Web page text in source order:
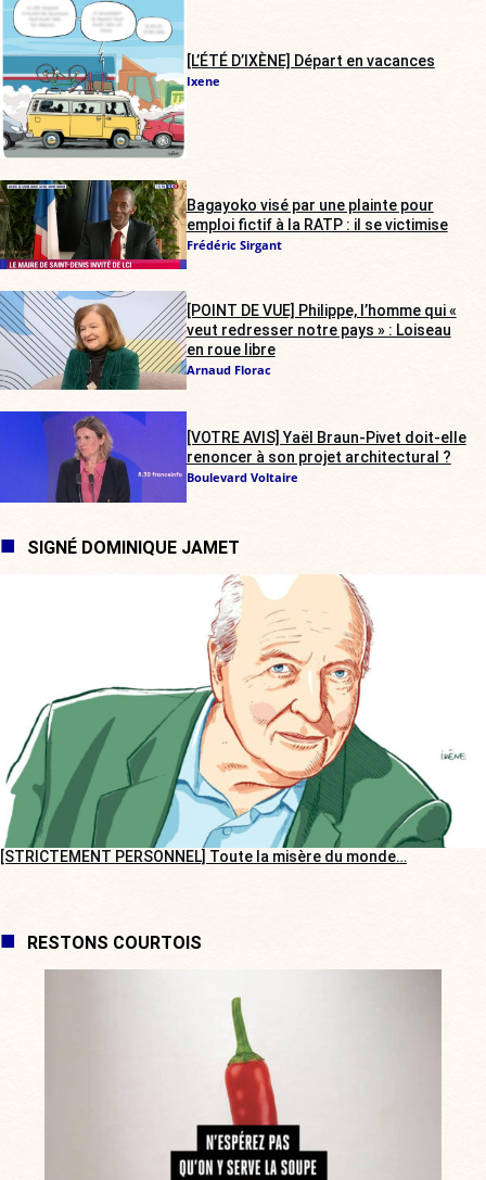
[L’ÉTÉ D’IXÈNE] Départ en vacances
Ixene
Bagayoko visé par une plainte pour
emploi fictif à la RATP : il se victimise
Frédéric Sirgant
[POINT DE VUE] Philippe, l’homme qui «
veut redresser notre pays » : Loiseau
en roue libre
Arnaud Florac
[VOTRE AVIS] Yaël Braun-Pivet doit-elle
renoncer à son projet architectural ?
Boulevard Voltaire
SIGNÉ DOMINIQUE JAMET
[STRICTEMENT PERSONNEL] Toute la misère du monde…
RESTONS COURTOIS